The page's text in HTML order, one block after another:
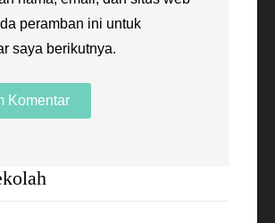
peramban ini untuk
saya berikutnya.